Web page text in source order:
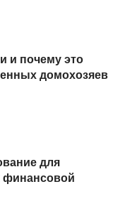
и почему это
домохозяев
для
финансовой